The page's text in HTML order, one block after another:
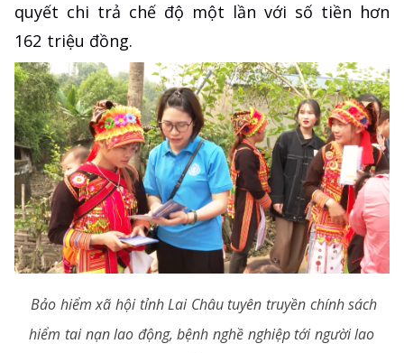
quyết chi trả chế độ một lần với số tiền hơn
162 triệu đồng.
Bảo hiểm xã hội tỉnh Lai Châu tuyên truyền chính sách
hiểm tai nạn lao động, bệnh nghề nghiệp tới người lao